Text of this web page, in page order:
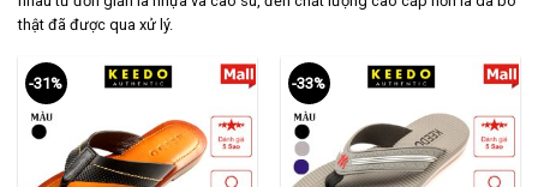
thật đã được qua xử lý.
-31% -33%